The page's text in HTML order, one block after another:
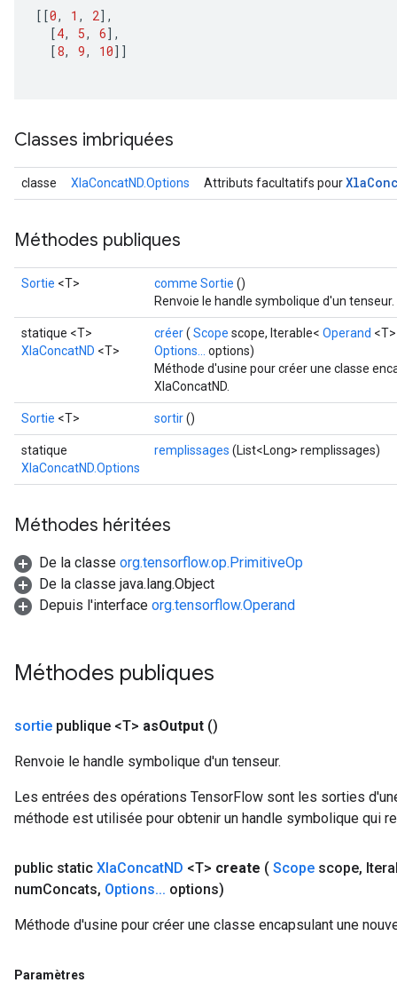
[[0, 1 , 2] ,
[4, 5, 6] ,
[8, 9, 10]]
Classes imbriquées
classe XlaConcatND.Options Attributs facultatifs pourXla
Méthodes publiques
Sortie <T> comme Sortie ()
Renvoie le handle symbolique d'un tenseur.
statique <T>
XlaConcatND <T>
créer( Scope scope, Iterable< Operand
Options...
options)
Méthode d'usine pour créer une classe
XlaConcatND.
Sortie <T> sortir()
statique
XlaConcatND.Options
remplissages (List<Long> remplissages)
Méthodes héritées
De la classe org.tensorflow.op.PrimitiveOp
De la classe java.lang.Object
Depuis l'interface org.tensorflow.Operand
Méthodes publiques
sortie publique <T> asOutput ()
Renvoie le handle symbolique d'un tenseur.
Les entrées des opérations TensorFlow sont les sorties
méthode est utilisée pour obtenir un handle symbolique qui
public static XlaConcatND <T> create ( Scope scope,
numConcats, Options... options)
Méthode d'usine pour créer une classe encapsulant une
Paramètres